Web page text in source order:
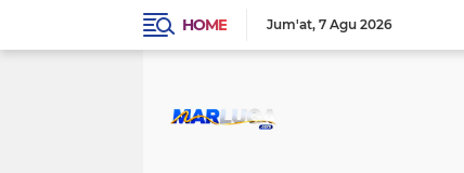
HOME Jum'at 7 Agu 2026